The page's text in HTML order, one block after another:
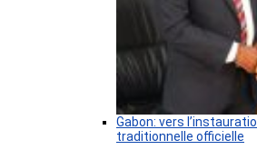
Gabon: vers
traditionnelle officielle